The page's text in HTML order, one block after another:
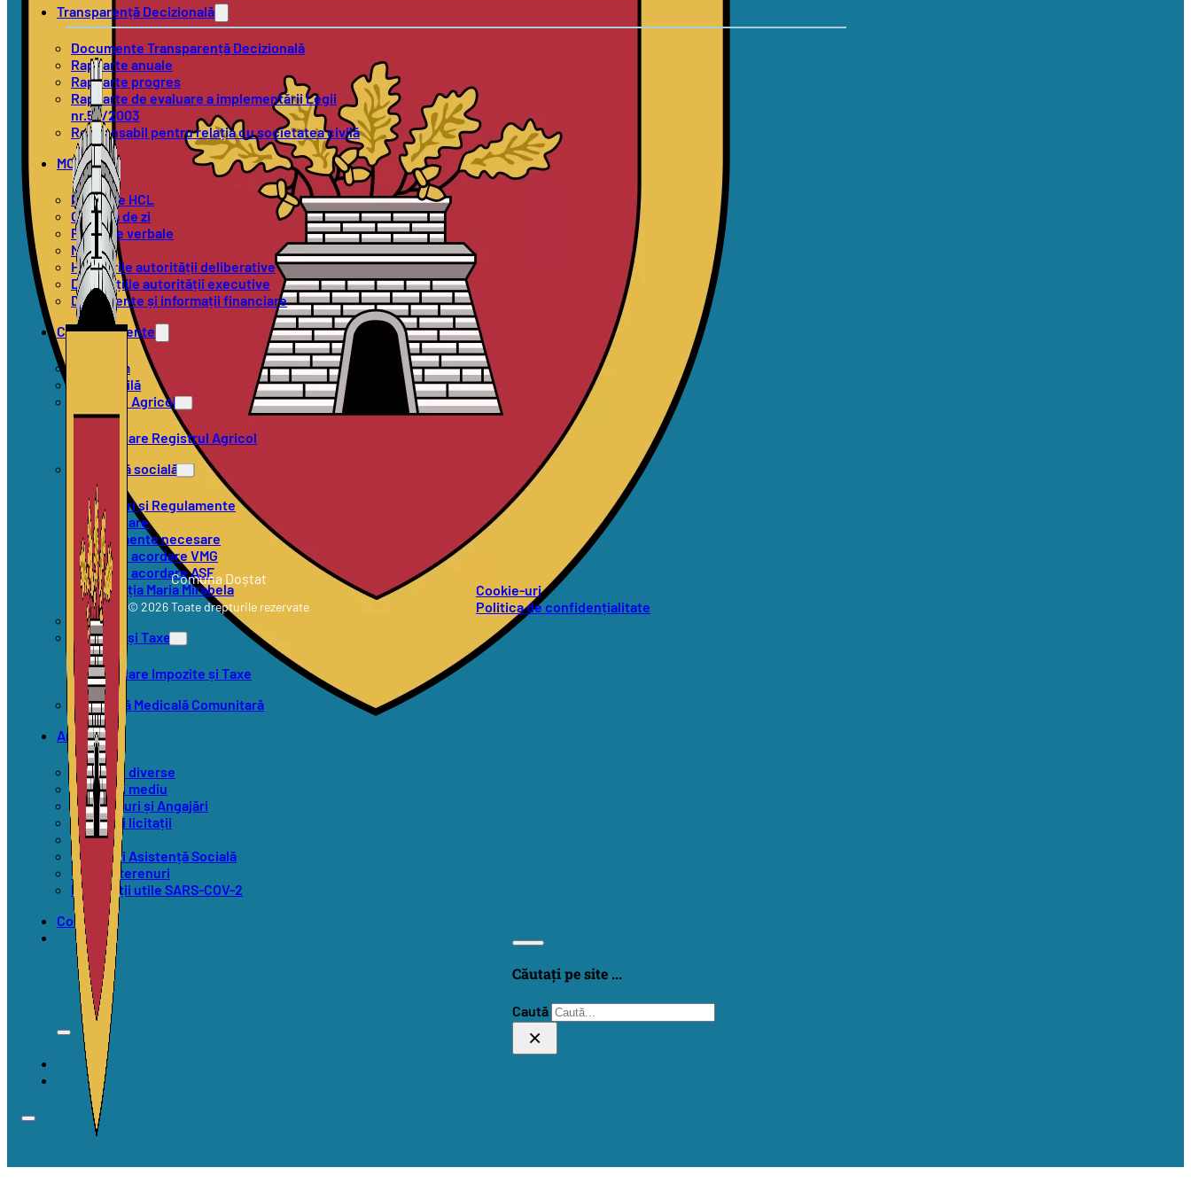
Transparență Decizională
Documente Transparență Decizională
Rapoarte anuale
Rapoarte progres
Rapoarte de evaluare a implementării Legii
nr.52/2003
Responsabil pentru relația cu societatea civilă
MOL
Proiecte HCL
Ordinea de zi
Procese verbale
Minute
Hotărârile autorității deliberative
Dispozițiile autorității executive
Documente și informații financiare
Compartimente
Urbanism
Stare Civilă
Registrul Agricol
Formulare Registrul Agricol
Asistență socială
Hotărâri și Regulamente
Formulare
Documente necesare
Criterii acordare VMG
Criterii acordare ASF
Asociația Maria Mirabela
SVSU
Impozite și Taxe
Formulare Impozite și Taxe
Asistență Medicală Comunitară
Anunțuri
Anunțuri diverse
Anunțuri mediu
Concursuri și Angajări
Anunțuri licitații
Alegeri
Anunțuri Asistență Socială
Vânzări terenuri
Informații utile SARS-COV-2
Contact
Căutați pe site ...
Caută
×
Comuna Doștat
© 2026 Toate drepturile rezervate
Cookie-uri
Politica de confidențialitate